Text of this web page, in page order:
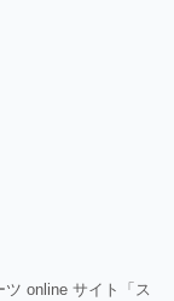
ツ online サイト「ス